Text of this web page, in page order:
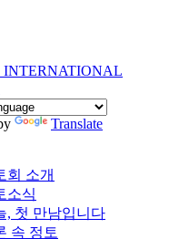
INTERNATIONAL
Translate
회 소개
소식
, 첫 만남입니다
속 정토